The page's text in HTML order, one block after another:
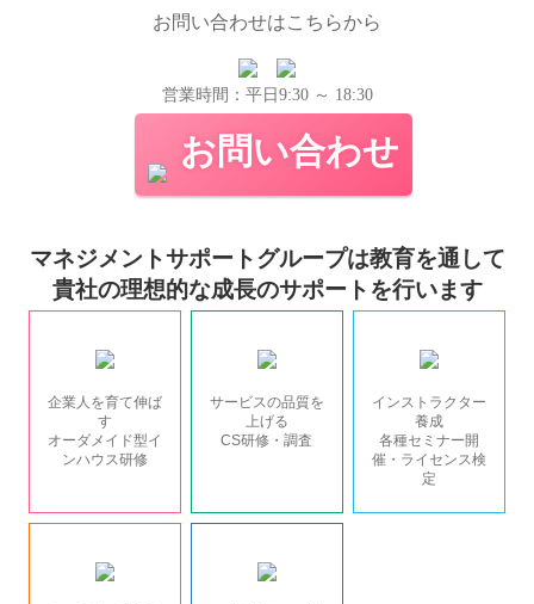
お問い合わせはこちらから
営業時間：平日9:30 ～ 18:30
お問い合わせ
マネジメントサポートグループは教育を通して
貴社の理想的な成長のサポートを行います
企業人を育て伸ば
す
オーダメイド型イ
ンハウス研修
サービスの品質を
上げる
CS研修・調査
インストラクター
養成
各種セミナー開
催・ライセンス検
定